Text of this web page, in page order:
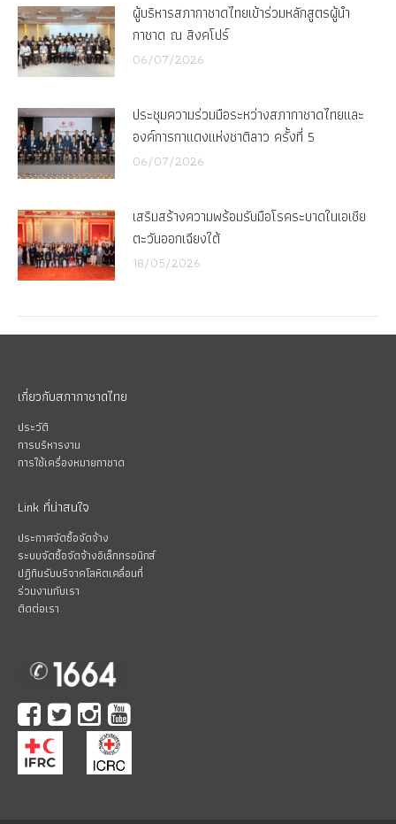
ผู้บริหารสภากาชาดไทยเข้าร่วมหลักสูตรผู้นำ
กาชาด ณ สิงคโปร์
06/07/2026
ประชุมความร่วมมือระหว่างสภากาชาดไทยและ
องค์การกาแดงแห่งชาติลาว ครั้งที่ 5
06/07/2026
เสริมสร้างความพร้อมรับมือโรคระบาดในเอเชีย
ตะวันออกเฉียงใต้
18/05/2026
เกี่ยวกับสภากาชาดไทย
ประวัติ
การบริหารงาน
การใช้เครื่องหมายกาชาด
Link ที่น่าสนใจ
ประกาศจัดซื้อจัดจ้าง
ระบบจัดซื้อจัดจ้างอิเล็กทรอนิกส์
ปฏิทินรับบริจาคโลหิตเคลื่อนที่
ร่วมงานกับเรา
ติดต่อเรา